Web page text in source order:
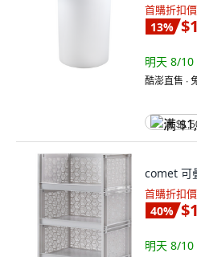
首購折扣價
13%
明天 8/10
酷澎直售 ∙
满
comet 可
首購折扣價
40%
明天 8/10